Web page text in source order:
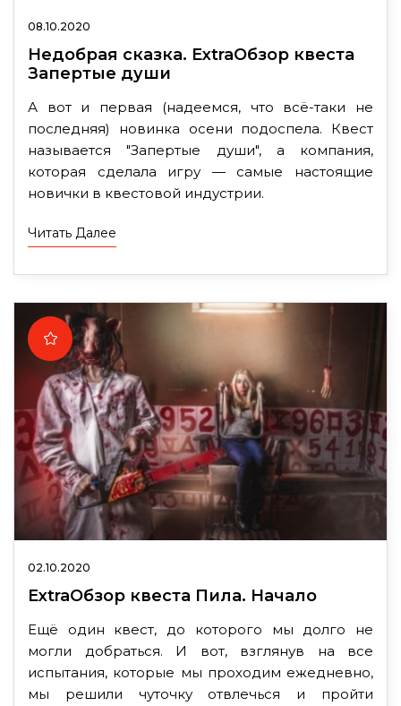
08.10.2020
Недобрая сказка. ExtraОбзор квеста
Запертые души
А вот и первая (надеемся, что всё-таки не
последняя) новинка осени подоспела. Квест
называется "Запертые души", а компания,
которая сделала игру — самые настоящие
новички в квестовой индустрии.
Читать Далее
02.10.2020
ExtraОбзор квеста Пила. Начало
Ещё один квест, до которого мы долго не
могли добраться. И вот, взглянув на все
испытания, которые мы проходим ежедневно,
мы решили чуточку отвлечься и пройти